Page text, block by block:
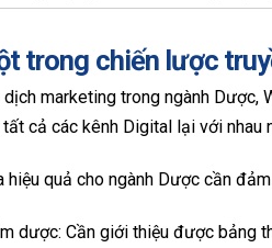
trong chiến lược
marketing trong ngành
cả các kênh Digital lại với nhau
quả cho ngành Dược cần
dược: Cần giới thiệu được bảng